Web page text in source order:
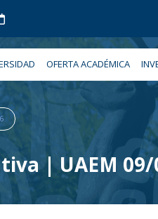
OFERTA ACADÉMICA
| UAEM